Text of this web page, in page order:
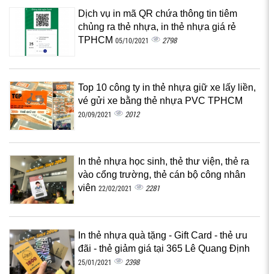
Dịch vụ in mã QR chứa thông tin tiêm
chủng ra thẻ nhựa, in thẻ nhựa giá rẻ
TPHCM 05/10/2021 2798
Top 10 công ty in thẻ nhựa giữ xe lấy liền,
vé gửi xe bằng thẻ nhựa PVC TPHCM
20/09/2021 2012
In thẻ nhựa học sinh, thẻ thư viện, thẻ ra
vào cổng trường, thẻ cán bộ công nhân
viên 22/02/2021 2281
In thẻ nhựa quà tặng - Gift Card - thẻ ưu
đãi - thẻ giảm giá tại 365 Lê Quang Định
25/01/2021 2398